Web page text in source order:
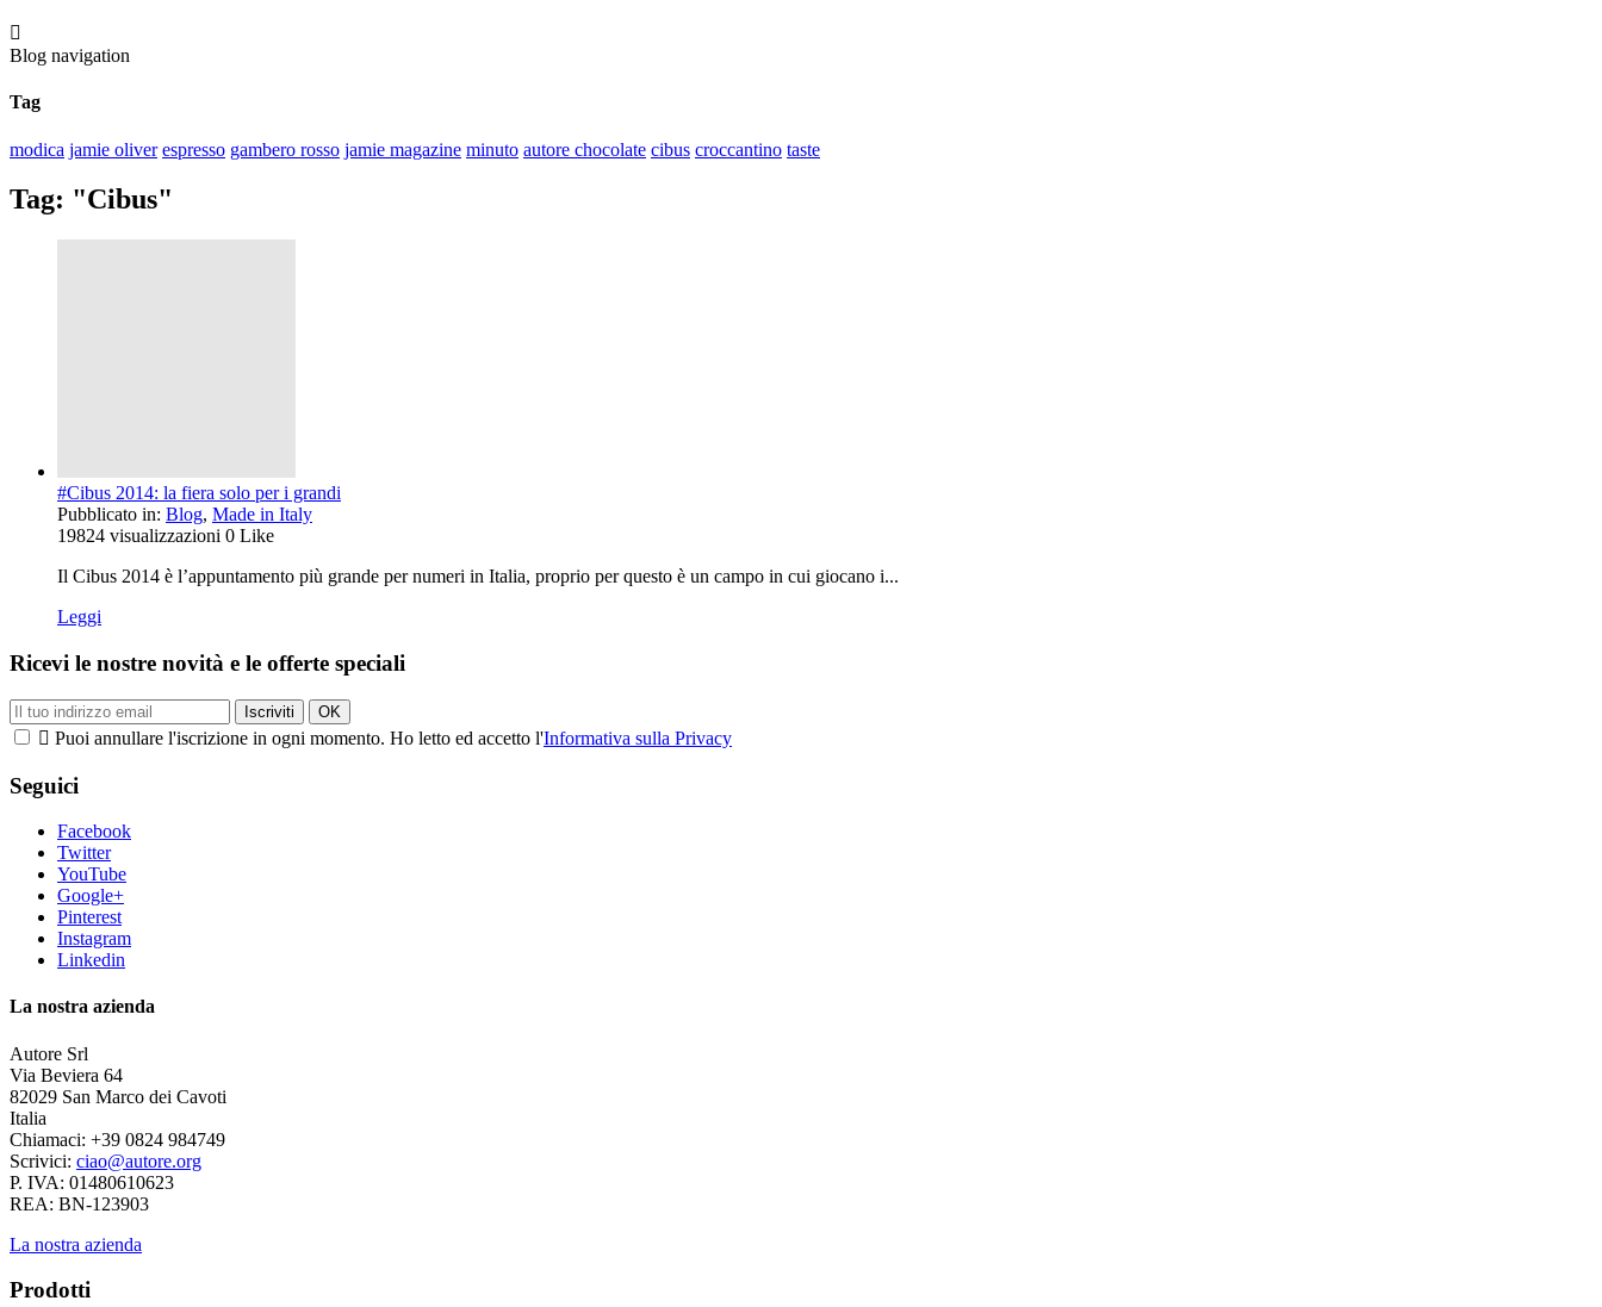

Blog navigation
Tag
modica jamie oliver espresso gambero rosso jamie magazine minuto autore chocolate cibus croccantino taste
Tag: "Cibus"
#Cibus 2014: la fiera solo per i grandi
Pubblicato in: Blog, Made in Italy
19824 visualizzazioni 0 Like
Il Cibus 2014 è l’appuntamento più grande per numeri in Italia, proprio per questo è un campo in cui giocano i...
Leggi
Ricevi le nostre novità e le offerte speciali
 Puoi annullare l'iscrizione in ogni momento. Ho letto ed accetto l'Informativa sulla Privacy
Seguici
Facebook
Twitter
YouTube
Google+
Pinterest
Instagram
Linkedin
La nostra azienda
Autore Srl
Via Beviera 64
82029 San Marco dei Cavoti
Italia
Chiamaci: +39 0824 984749
Scrivici: ciao@autore.org
P. IVA: 01480610623
REA: BN-123903
La nostra azienda
Prodotti